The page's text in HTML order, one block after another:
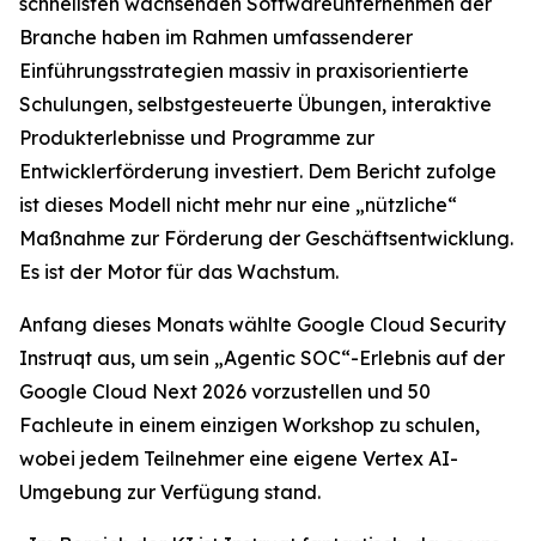
Branche haben im Rahmen umfassenderer
Einführungsstrategien massiv in praxisorientierte
Schulungen, selbstgesteuerte Übungen, interaktive
Produkterlebnisse und Programme zur
Entwicklerförderung investiert. Dem Bericht zufolge
ist dieses Modell nicht mehr nur eine „nützliche“
Maßnahme zur Förderung der Geschäftsentwicklung.
Es ist der Motor für das Wachstum.
Anfang dieses Monats wählte Google Cloud Security
Instruqt aus, um sein „Agentic SOC“-Erlebnis auf der
Google Cloud Next 2026 vorzustellen und 50
Fachleute in einem einzigen Workshop zu schulen,
wobei jedem Teilnehmer eine eigene Vertex AI-
Umgebung zur Verfügung stand.